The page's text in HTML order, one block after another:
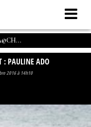
: PAULINE ADO
2016 à 14h10